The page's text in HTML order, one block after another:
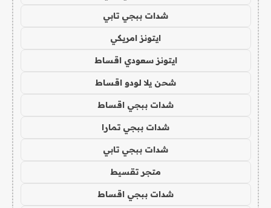
شدات ببجي تابي
ايتونز امريكي
ايتونز سعودي اقساط
شحن يلا لودو اقساط
شدات ببجي اقساط
شدات ببجي تمارا
شدات ببجي تابي
متجر تقسيط
شدات ببجي اقساط